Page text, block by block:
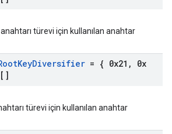
türevi için kullanılan anahtar
KeyDiversifier = { 0x21 ,
0x
türevi için kullanılan anahtar